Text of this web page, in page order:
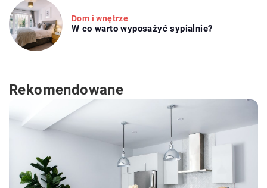
Dom i wnętrze
W co warto wyposażyć sypialnie?
Rekomendowane